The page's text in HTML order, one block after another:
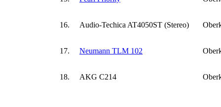
16. Audio-Techica AT4050ST (Stereo)
17. Neumann TLM 102
18. AKG C214